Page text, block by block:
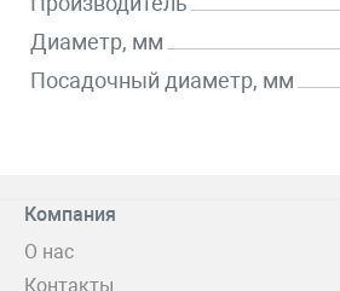
Диаметр, мм
Посадочный диаметр, мм
Компания
О нас
Контакты